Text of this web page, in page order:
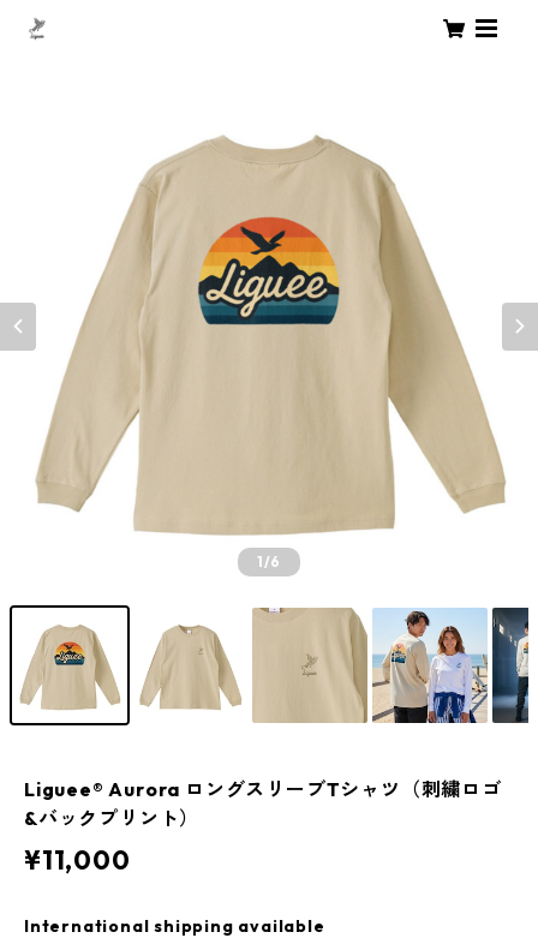
1/6
Liguee®️ Aurora ロングスリーブTシャツ（刺繍ロゴ
&バックプリント）
¥11,000
International shipping available